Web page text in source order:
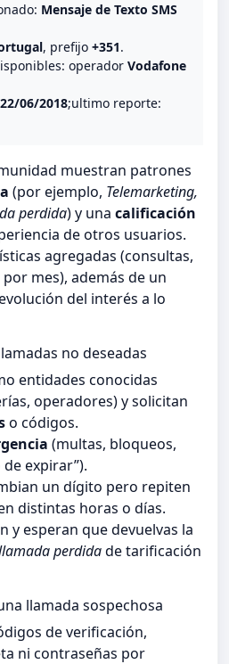
Mensaje de Texto SMS
, prefijo +351.
operador Vodafone
22/06/2018;ultimo reporte:
muestran patrones
(por ejemplo, Telemarketing,
perdida) y una calificación
de otros usuarios.
agregadas (consultas,
mes), además de un
del interés a lo
no deseadas
entidades conocidas
operadores) y solicitan
o códigos.
(multas, bloqueos,
expirar”).
un dígito pero repiten
distintas horas o días.
y esperan que devuelvas la
perdidade tarificación
llamada sospechosa
de verificación,
ni contraseñas por